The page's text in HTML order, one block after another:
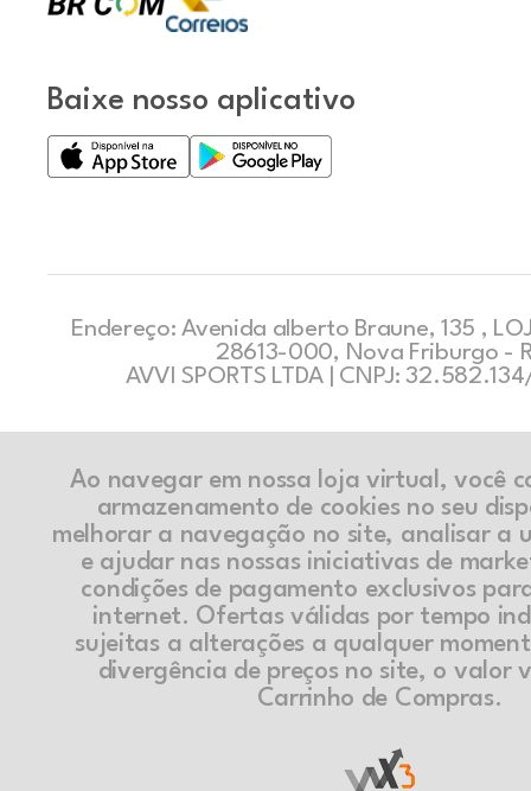
Baixe nosso aplicativo
Endereço: Avenida alberto Braune, 135 ,
28613-000, Nova Friburgo -
AVVI SPORTS LTDA | CNPJ:
Ao navegar em nossa loja virtual, você
armazenamento de cookies no seu
melhorar a navegação no site, analisar a
e ajudar nas nossas iniciativas de
condições de pagamento exclusivos
internet. Ofertas válidas por tempo
sujeitas a alterações a qualquer
divergência de preços no site, o valor
Carrinho de Compras.